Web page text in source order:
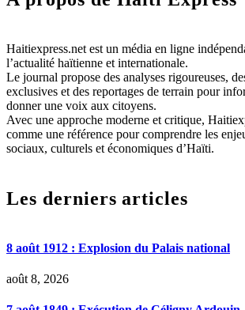
Haitiexpress.net est un média en ligne
l’actualité haïtienne et internationale.
Le journal propose des analyses rigoureuses,
exclusives et des reportages de terrain pour
donner une voix aux citoyens.
Avec une approche moderne et critique,
comme une référence pour comprendre les
sociaux, culturels et économiques d’Haïti.
Les derniers articles
8 août 1912 : Explosion du Palais national
août 8, 2026